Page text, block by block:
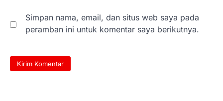
Simpan nama, email, dan situs web saya pada
peramban ini untuk komentar saya berikutnya.